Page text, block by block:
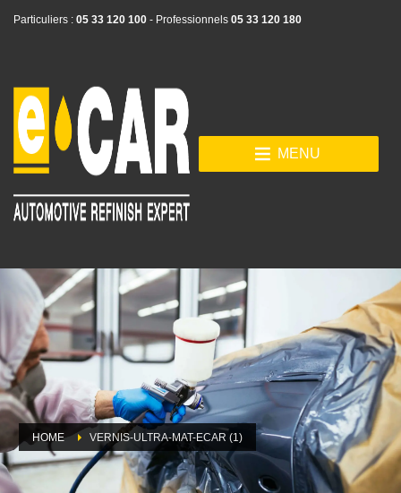
Particuliers : 05 33 120 100 - Professionnels 05 33 120 180
MENU
HOME VERNIS-ULTRA-MAT-ECAR (1)